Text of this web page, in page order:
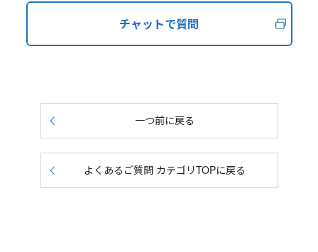
チャットで質問
一つ前に戻る
よくあるご質問 カテゴリTOPに戻る